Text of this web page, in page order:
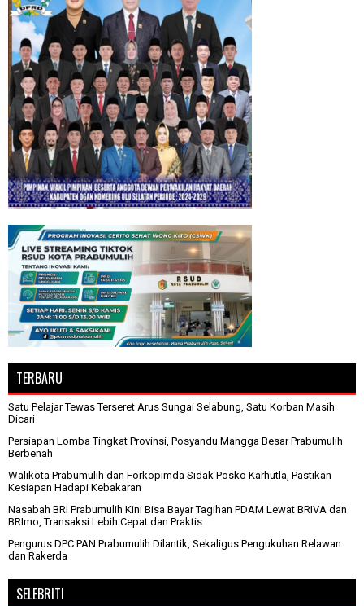
TERBARU
Satu Pelajar Tewas Terseret Arus Sungai Selabung, Satu Korban Masih
Dicari
Persiapan Lomba Tingkat Provinsi, Posyandu Mangga Besar Prabumulih
Berbenah
Walikota Prabumulih dan Forkopimda Sidak Posko Karhutla, Pastikan
Kesiapan Hadapi Kebakaran
Nasabah BRI Prabumulih Kini Bisa Bayar Tagihan PDAM Lewat BRIVA dan
BRImo, Transaksi Lebih Cepat dan Praktis
Pengurus DPC PAN Prabumulih Dilantik, Sekaligus Pengukuhan Relawan
dan Rakerda
SELEBRITI